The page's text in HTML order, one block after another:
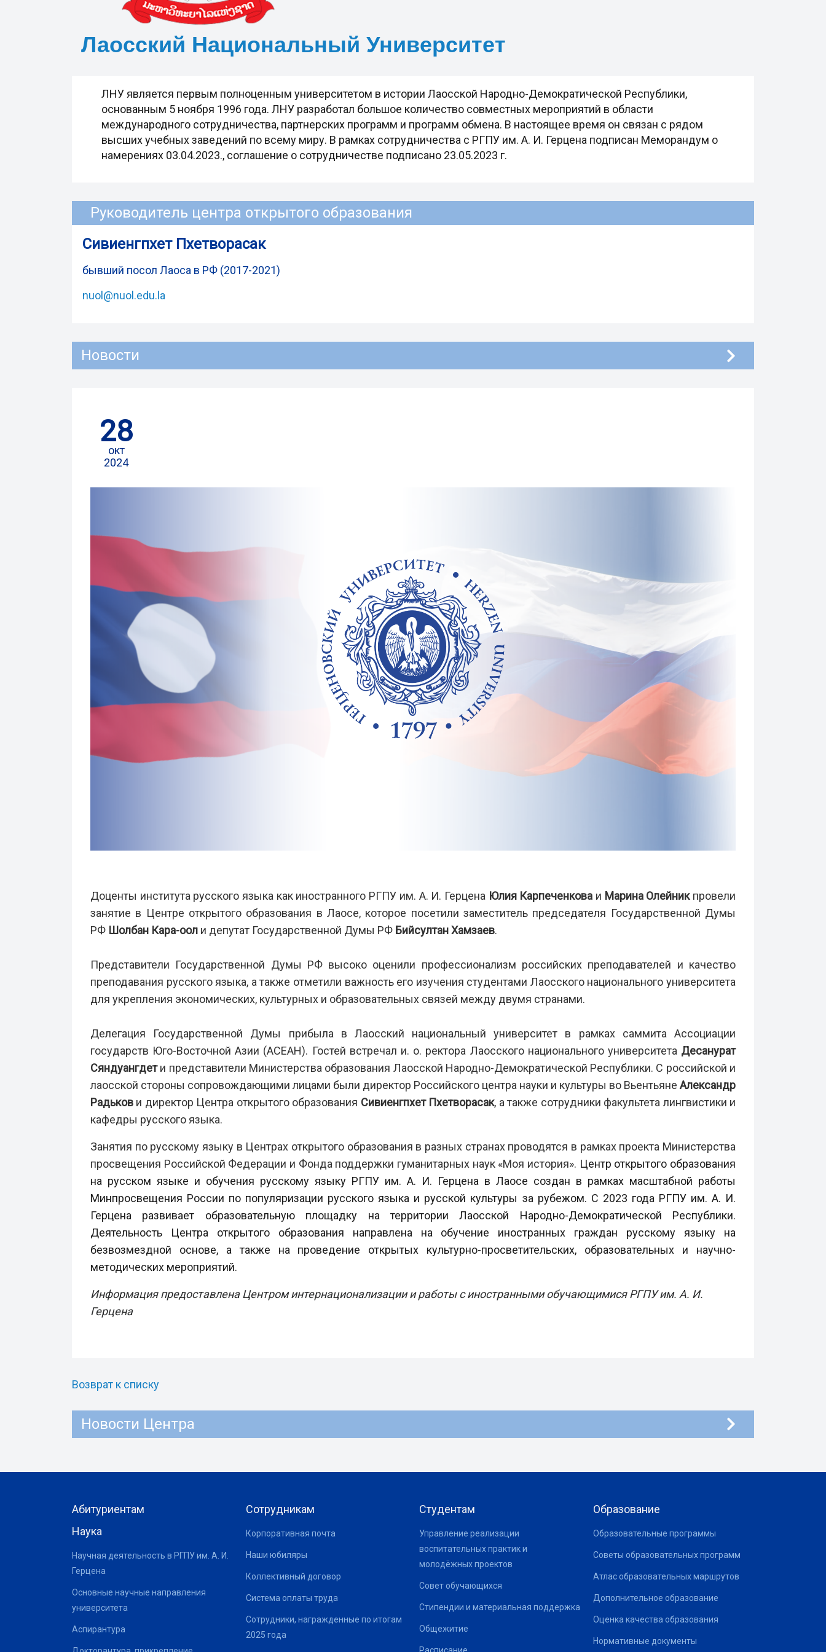
Лаосский Национальный Университет
ЛНУ является первым полноценным университетом в истории Лаосской Народно-Демократической Республики,
основанным 5 ноября 1996 года. ЛНУ разработал большое количество совместных мероприятий в области
международного сотрудничества, партнерских программ и программ обмена. В настоящее время он связан с рядом
высших учебных заведений по всему миру. В рамках сотрудничества с РГПУ им. А. И. Герцена подписан Меморандум о
намерениях 03.04.2023., соглашение о сотрудничестве подписано 23.05.2023 г.
Руководитель центра открытого образования
Сивиенгпхет Пхетворасак
бывший посол Лаоса в РФ (2017-2021)
nuol@nuol.edu.la
Новости
28
окт
2024
Доценты института русского языка как иностранного РГПУ им. А. И. Герцена Юлия Карпеченкова и Марина Олейникпровели
занятие в Центре открытого образования в Лаосе, которое посетили заместитель председателя Государственной Думы
РФ Шолбан Кара-оол и депутат Государственной Думы РФ Бийсултан Хамзаев.
Представители Государственной Думы РФ высоко оценили профессионализм российских преподавателей и качество
преподавания русского языка, а также отметили важность его изучения студентами Лаосского национального университета
для укрепления экономических, культурных и образовательных связей между двумя странами.
Делегация Государственной Думы прибыла в Лаосский национальный университет в рамках саммита Ассоциации
государств Юго-Восточной Азии (АСЕАН). Гостей встречал и. о. ректора Лаосского национального университета Десанурат
Сяндуангдети представители Министерства образования Лаосской Народно-Демократической Республики. С российской и
лаосской стороны сопровождающими лицами были директор Российского центра науки и культуры во Вьентьяне Александр
Радьков и директор Центра открытого образования Сивиенгпхет Пхетворасак, а также сотрудники факультета лингвистики и
кафедры русского языка.
Занятия по русскому языку в Центрах открытого образования в разных странах проводятся в рамках проекта Министерства
просвещения Российской Федерации и Фонда поддержки гуманитарных наук «Моя история». Центр открытого образования
на русском языке и обучения русскому языку РГПУ им. А. И. Герцена в Лаосе создан в рамках масштабной работы
Минпросвещения России по популяризации русского языка и русской культуры за рубежом. С 2023 года РГПУ им. А. И.
Герцена развивает образовательную площадку на территории Лаосской Народно-Демократической Республики.
Деятельность Центра открытого образования направлена на обучение иностранных граждан русскому языку на
безвозмездной основе, а также на проведение открытых культурно-просветительских, образовательных и научно-
методических мероприятий.
Информация предоставлена Центром интернационализации и работы с иностранными обучающимися РГПУ им. А. И.
Герцена
Возврат к списку
Новости Центра
Абитуриентам
Наука
Научная деятельность в РГПУ им. А. И.
Герцена
Основные научные направления
университета
Аспирантура
Сотрудникам
Корпоративная почта
Наши юбиляры
Коллективный договор
Система оплаты труда
Сотрудники, награжденные по итогам
2025 года
Студентам
Управление реализации
воспитательных практик и
молодёжных проектов
Совет обучающихся
Стипендии и материальная поддержка
Общежитие
Расписание
Образование
Образовательные программы
Советы образовательных программ
Атлас образовательных маршрутов
Дополнительное образование
Оценка качества образования
Нормативные документы